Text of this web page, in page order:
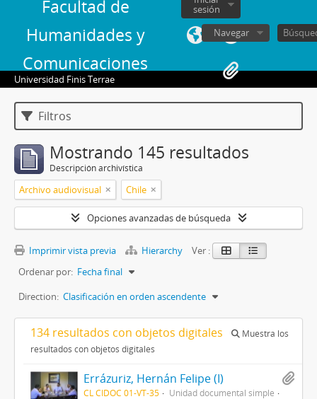
Facultad de
Humanidades y
Comunicaciones
sesión
Navegar
Universidad Finis Terrae
Filtros
Mostrando 145 resultados
Descripción archivística
Archivo audiovisual Chile
Opciones avanzadas de búsqueda
Imprimir vista previa Hierarchy
Ver :
Ordenar por: Fecha final
Direction: Clasificación en orden ascendente
134 resultados con objetos digitales
Muestra los
resultados con objetos digitales
Errázuriz, Hernán Felipe (I)
CL CIDOC 01-VT-35
Unidad documental simple